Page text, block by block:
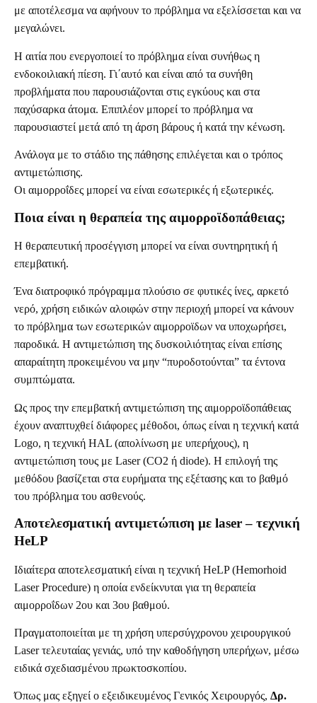
με αποτέλεσμα να αφήνουν το πρόβλημα να εξελίσσεται και να
μεγαλώνει.
Η αιτία που ενεργοποιεί το πρόβλημα είναι συνήθως η
ενδοκοιλιακή πίεση. Γι΄αυτό και είναι από τα συνήθη
προβλήματα που παρουσιάζονται στις εγκύους και στα
παχύσαρκα άτομα. Επιπλέον μπορεί το πρόβλημα να
παρουσιαστεί μετά από τη άρση βάρους ή κατά την κένωση.
Ανάλογα με το στάδιο της πάθησης επιλέγεται και ο τρόπος
αντιμετώπισης.
Οι αιμορροΐδες μπορεί να είναι εσωτερικές ή εξωτερικές.
Ποια είναι η θεραπεία της αιμορροϊδοπάθειας;
Η θεραπευτική προσέγγιση μπορεί να είναι συντηρητική ή
επεμβατική.
Ένα διατροφικό πρόγραμμα πλούσιο σε φυτικές ίνες, αρκετό
νερό, χρήση ειδικών αλοιφών στην περιοχή μπορεί να κάνουν
το πρόβλημα των εσωτερικών αιμορροϊδων να υποχωρήσει,
παροδικά. Η αντιμετώπιση της δυσκοιλιότητας είναι επίσης
απαραίτητη προκειμένου να μην “πυροδοτούνται” τα έντονα
συμπτώματα.
Ως προς την επεμβατκή αντιμετώπιση της αιμορροϊδοπάθειας
έχουν αναπτυχθεί διάφορες μέθοδοι, όπως είναι η τεχνική κατά
Logo, η τεχνική HAL (απολίνωση με υπερήχους), η
αντιμετώπιση τους με Laser (CO2 ή diode). Η επιλογή της
μεθόδου βασίζεται στα ευρήματα της εξέτασης και το βαθμό
του πρόβλημα του ασθενούς.
Αποτελεσματική αντιμετώπιση με laser – τεχνική
HeLP
Ιδιαίτερα αποτελεσματική είναι η τεχνική HeLP (Hemorhoid
Laser Procedure) η οποία ενδείκνυται για τη θεραπεία
αιμορροΐδων 2ου και 3ου βαθμού.
Πραγματοποιείται με τη χρήση υπερσύγχρονου χειρουργικού
Laser τελευταίας γενιάς, υπό την καθοδήγηση υπερήχων, μέσω
ειδικά σχεδιασμένου πρωκτοσκοπίου.
Όπως μας εξηγεί ο εξειδικευμένος Γενικός Χειρουργός, Δρ.